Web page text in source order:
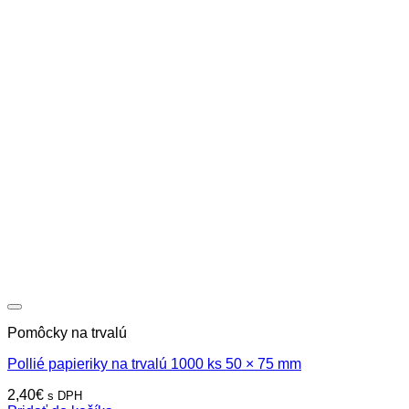
Pomôcky na trvalú
Pollié papieriky na trvalú 1000 ks 50 × 75 mm
2,40€ s DPH